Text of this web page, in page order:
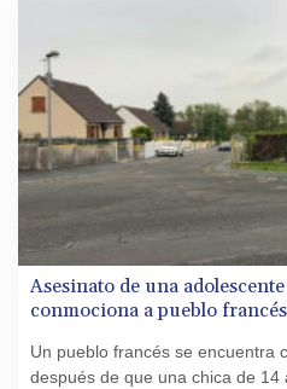
Asesinato de una
conmociona a pueblo francés
Un pueblo francés se encuentra
después de que una chica de 14